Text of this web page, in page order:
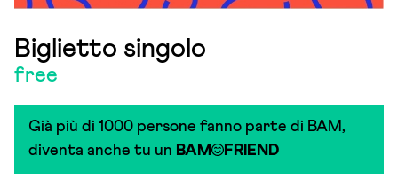
Biglietto singolo
free
Già più di 1000 persone fanno parte di BAM,
diventa anche tu un BAM FRIEND